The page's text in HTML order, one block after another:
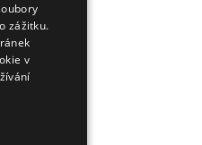
zážitku.
v